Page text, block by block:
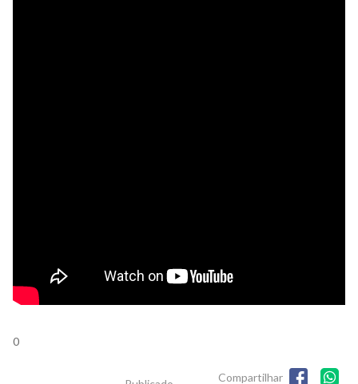
0
Compartilhar